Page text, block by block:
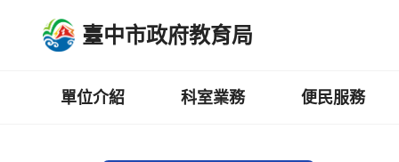
臺中市政府教育局
單位介紹 科室業務 便民服務